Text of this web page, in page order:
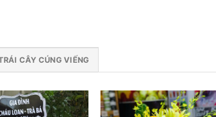
CÂY CÚNG VIẾNG